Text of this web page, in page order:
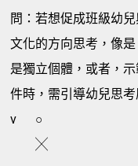
問：若想促成班級幼
文化的方向思考，像
是獨立個體，或者，
件時，需引導幼兒思
v
○
╳